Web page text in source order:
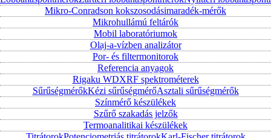
Mikro-Conradson kokszosodásimaradék-mérők
Mikrohullámú feltárók
Mobil laboratóriumok
Olaj-a-vízben analizátor
Por- és filtermonitorok
Referencia anyagok
Rigaku WDXRF spektrométerek
SűrűségmérőkKézi sűrűségmérőAsztali sűrűségmérők
Színmérő készülékek
Szűrő szakadás jelzők
Termoanalitikai készülékek